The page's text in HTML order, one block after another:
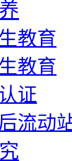
教育
教育
证
流动